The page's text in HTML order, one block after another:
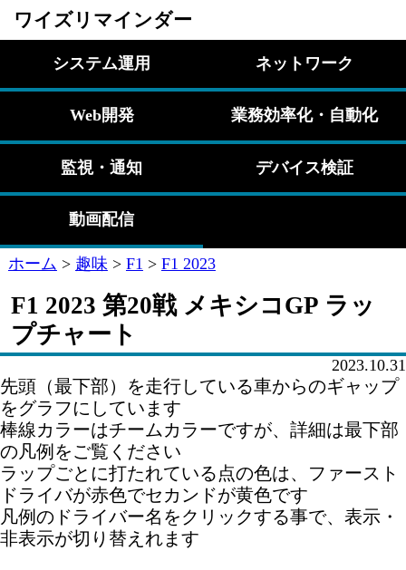
ワイズリマインダー
システム運用 ネットワーク
Web開発 業務効率化・自動化
監視・通知 デバイス検証
動画配信
ホーム > 趣味 > F1 > F1 2023
F1 2023 第20戦 メキシコGP ラッ
プチャート
2023.10.31
先頭（最下部）を走行している車からのギャップ
をグラフにしています
棒線カラーはチームカラーですが、詳細は最下部
の凡例をご覧ください
ラップごとに打たれている点の色は、ファースト
ドライバが赤色でセカンドが黄色です
凡例のドライバー名をクリックする事で、表示・
非表示が切り替えれます